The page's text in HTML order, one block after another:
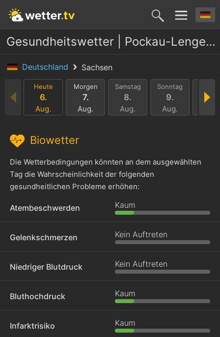
Gesundheitswetter | Pockau-Lengenfeld
Deutschland Sachsen
Heute
6.
Aug.
Morgen
7.
Aug.
Samstag
8.
Aug.
Sonntag
9.
Aug.
10.
Biowetter
Die Wetterbedingungen könnten an dem ausgewählten
Tag die Wahrscheinlichkeit der folgenden
gesundheitlichen Probleme erhöhen:
Atembeschwerden Kaum
Gelenkschmerzen Kein Auftreten
Niedriger Blutdruck Kein Auftreten
Bluthochdruck Kaum
Infarktrisiko Kaum